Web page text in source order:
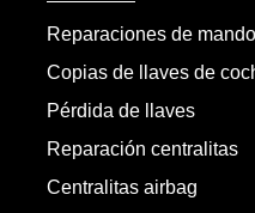
Reparaciones de mando
Copias de llaves de
Pérdida de llaves
Reparación centralitas
Centralitas airbag